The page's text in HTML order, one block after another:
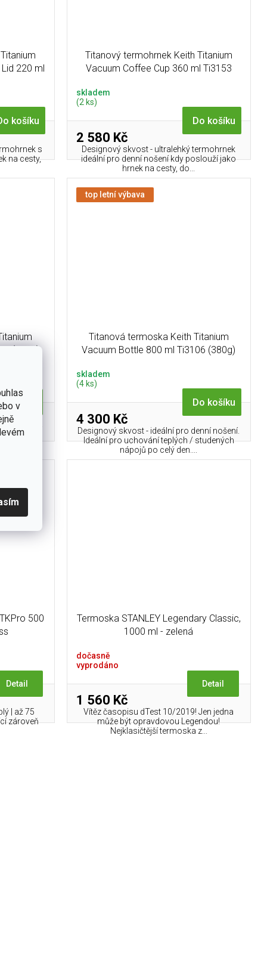
v
220 ml
košíku
s
na cesty,
Titanový termohrnek Keith Titanium
Vacuum Coffee Cup 360 ml Ti3153
skladem
(2 ks)
2 580 Kč
Do košíku
Designový skvost - ultralehký termohrnek
ideální pro denní nošení kdy poslouží jako
hrnek na cesty, do...
(145g)
Detail
nošení
top letní výbava
Titanová termoska Keith Titanium
Vacuum Bottle 800 ml Ti3106 (380g)
skladem
(4 ks)
4 300 Kč
Do košíku
Designový skvost - ideální pro denní nošení.
Ideální pro uchování teplých / studených
nápojů po celý den....
500
Detail
| až 75
zároveň
Termoska STANLEY Legendary Classic,
1000 ml - zelená
dočasně
vyprodáno
1 560 Kč
Detail
Vítěz časopisu dTest 10/2019! Jen jedna
může být opravdovou Legendou!
Nejklasičtější termoska z...